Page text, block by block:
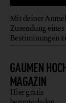
GAUMEN
MAGAZIN
Hier gratis
Mit deiner
Zusendung
Bestimmungen